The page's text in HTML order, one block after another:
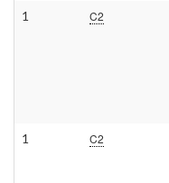
1 C2
1 C2